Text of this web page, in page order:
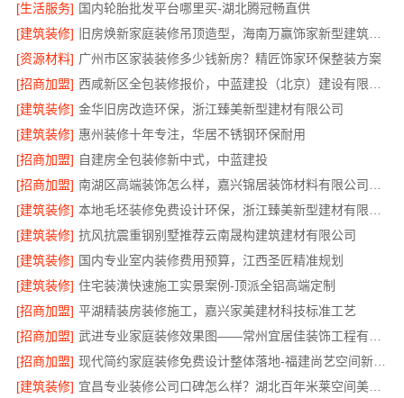
[生活服务] 国内轮胎批发平台哪里买-湖北腾冠畅直供
[建筑装修]
旧房焕新家庭装修吊顶造型，海南万赢饰家新型建筑材料有限公美化空间
[资源材料] 广州市区家装装修多少钱新房？精匠饰家环保整装方案
[招商加盟]
[建筑装修] 金华旧房改造环保，浙江臻美新型建材有限公司
[建筑装修] 惠州装修十年专注，华居不锈钢环保耐用
[招商加盟] 自建房全包装修新中式，中蓝建投
[招商加盟]
[建筑装修]
[建筑装修] 抗风抗震重钢别墅推荐云南晟构建筑建材有限公司
[建筑装修] 国内专业室内装修费用预算，江西圣匠精准规划
[建筑装修] 住宅装潢快速施工实景案例-顶派全铝高端定制
[招商加盟] 平湖精装房装修施工，嘉兴家美建材科技标准工艺
[招商加盟]
[招商加盟]
现代简约家庭装修免费设计整体落地-福建尚艺空间新材料
[建筑装修]
宜昌专业装修公司口碑怎么样？湖北百年米莱空间美学装饰材料有限公司